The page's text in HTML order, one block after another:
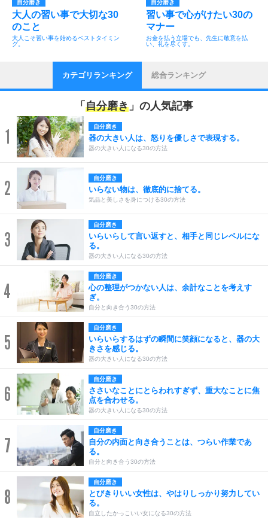
自分磨き
大人の習い事で大切な30
のこと
大人こそ習い事を始めるベストタイミン
グ。
自分磨き
習い事で心がけたい30の
マナー
お金を払う立場でも、先生に敬意を払
い、礼を尽くす。
カテゴリランキング 総合ランキング
「 自分磨き 」の人気記事
1 自分磨き
器の大きい人は、怒りを優しさで表現する。
器の大きい人になる30の方法
2 自分磨き
いらない物は、徹底的に捨てる。
気品と美しさを身につける30の方法
3
自分磨き
いらいらして言い返すと、相手と同じレベルにな
る。
器の大きい人になる30の方法
4
自分磨き
心の整理がつかない人は、余計なことを考えす
ぎ。
自分と向き合う30の方法
5
自分磨き
いらいらするはずの瞬間に笑顔になると、器の大
きさを感じる。
器の大きい人になる30の方法
6
自分磨き
ささいなことにとらわれすぎず、重大なことに焦
点を合わせる。
器の大きい人になる30の方法
7
自分磨き
自分の内面と向き合うことは、つらい作業であ
る。
自分と向き合う30の方法
8
自分磨き
とびきりいい女性は、やはりしっかり努力してい
る。
自立したかっこいい女になる30の方法